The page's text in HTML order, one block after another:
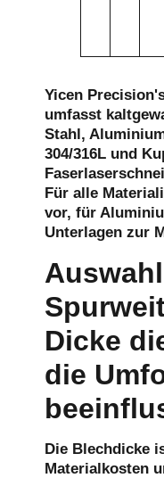
Yicen
umfasst
Stahl,
304/316L und
Für alle
vor, für
Unterlagen zur
Dicke
die
Die Blechdicke
Materialkosten